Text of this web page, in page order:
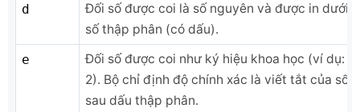
d
Đối số được coi là số nguyên và được in dưới
số thập phân (có dấu).
e
Đối số được coi như ký hiệu khoa học (ví dụ:
2). Bộ chỉ định độ chính xác là viết tắt của số
sau dấu thập phân.